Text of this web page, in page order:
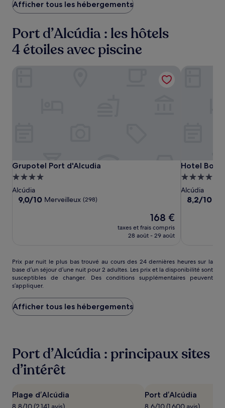
Afficher tous les hébergements
Port d’Alcúdia : les hôtels
4 étoiles avec piscine
Grupotel
Port
d'Alcudia
Grupotel
Port
d'Alcudia
Grupotel Port d'Alcudia
Grupotel Port d'Alcudia
Hébergement
4.0 étoiles
Alcúdia
9.0
9,0/10 Merveilleux (298)
Le
nouveau
prix
168 €
168 €
taxes et frais compris
28 août - 29 août
Grupotel Port d'Alcudia
Hotel
Bordoy
Alcudia
Bay
Hotel
Hotel
4.0 étoiles
Alcúdia
8.2
8,2/10
Hotel
Prix
par
nuit
le
plus
bas
trouvé
24 dernières
heures
sur
d’un
séjour
Prix par nuit le plus bas trouvé au cours des 24 dernières heures sur la
base d’un séjour d’une nuit pour 2 adultes. Les prix et la disponibilité sont
susceptibles de changer. Des conditions supplémentaires peuvent
s’appliquer.
Afficher tous les hébergements
Port d’Alcúdia : principaux sites
d’intérêt
Plage d’Alcúdia Port d’Alcúdia